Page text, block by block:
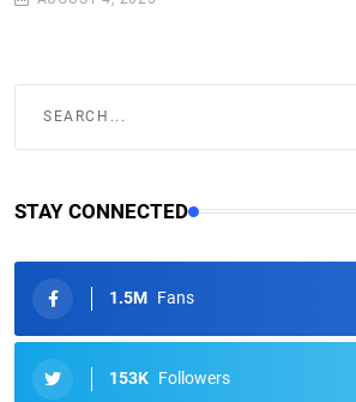
STAY CONNECTED
1.5M Fans
153K Followers